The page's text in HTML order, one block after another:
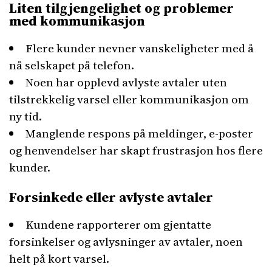
Liten tilgjengelighet og problemer
med kommunikasjon
Flere kunder nevner vanskeligheter med å
nå selskapet på telefon.
Noen har opplevd avlyste avtaler uten
tilstrekkelig varsel eller kommunikasjon om
ny tid.
Manglende respons på meldinger, e-poster
og henvendelser har skapt frustrasjon hos flere
kunder.
Forsinkede eller avlyste avtaler
Kundene rapporterer om gjentatte
forsinkelser og avlysninger av avtaler, noen
helt på kort varsel.